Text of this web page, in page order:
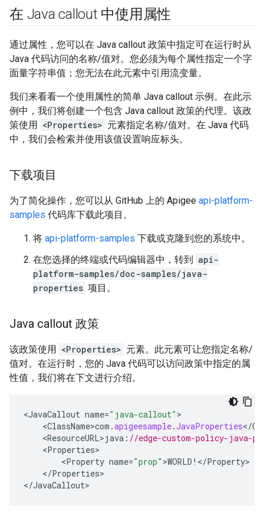
在 Java callout 中使用属性
通过属性，您可以在 Java callout 政策中指定可在运行时从
Java 代码访问的名称/值对。您必须为每个属性指定一个字
面量字符串值；您无法在此元素中引用流变量。
我们来看看一个使用属性的简单 Java callout 示例。在此示
例中，我们将创建一个包含 Java callout 政策的代理。该政
策使用 <Properties> 元素指定名称/值对。在 Java 代码
中，我们会检索并使用该值设置响应标头。
下载项目
为了简化操作，您可以从 GitHub 上的 Apigee api-platform-
samples 代码库下载此项目。
将 api-platform-samples 下载或克隆到您的系统中。
在您选择的终端或代码编辑器中，转到 api-
platform-samples/doc-samples/java-
properties 项目。
Java callout 政策
该政策使用 <Properties> 元素。此元素可让您指定名称/
值对。在运行时，您的 Java 代码可以访问政策中指定的属
性值，我们将在下文进行介绍。
<JavaCallout name="java-callout" >
<ClassName>com .apigeesample.JavaProperties</
<ResourceURL>java : //edge-custom-policy-
<Properties>
<Property name="prop" >WORLD !</Property>
</Properties>
</JavaCallout>